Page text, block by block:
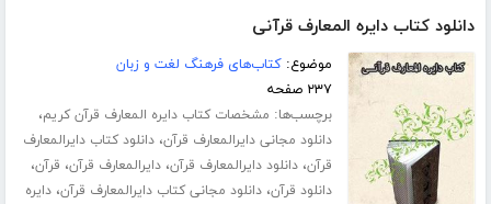
دانلود کتاب دایره المعارف قرآنی
موضوع:کتاب‌های فرهنگ لغت و زبان
۲۳۷ صفحه
برچسب‌ها: مشخصات کتاب دایره المعارف قرآن کریم،
دانلود مجانی دایرالمعارف قرآن،دانلود کتاب دایرالمعارف
قرآن،دانلود دایرالمعارف قرآن،دایرالمعارف قرآن، قرآن،
دانلود قرآن،دانلود مجانی کتاب دایرالمعارف قرآن،دایره